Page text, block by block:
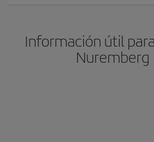
Información útil
Nuremberg